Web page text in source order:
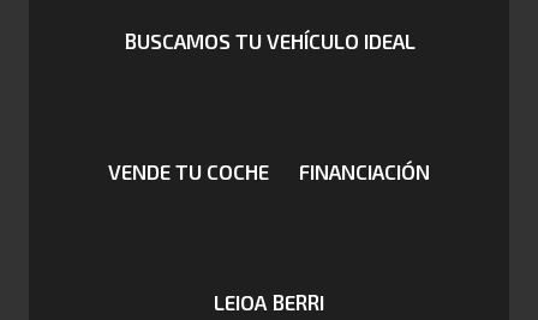
BUSCAMOS TU VEHÍCULO IDEAL
VENDE TU COCHE FINANCIACIÓN
LEIOA BERRI